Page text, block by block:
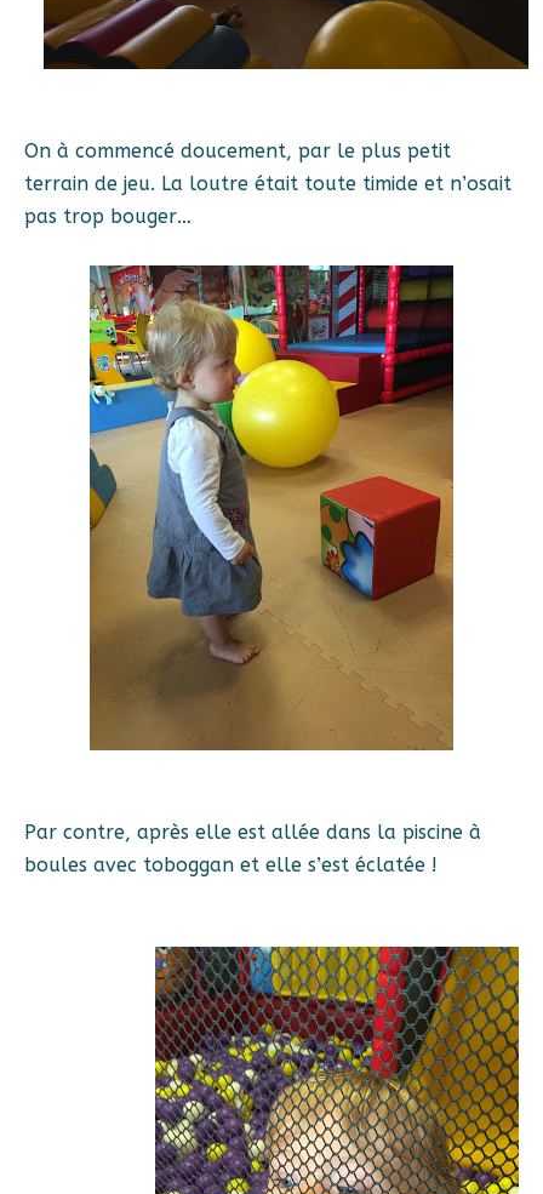
On à commencé doucement, par le plus petit
terrain de jeu. La loutre était toute timide et n’osait
pas trop bouger…
Par contre, après elle est allée dans la piscine à
boules avec toboggan et elle s’est éclatée !